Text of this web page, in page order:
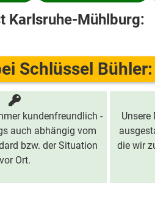
Karlsruhe-Mühlburg:
Schlüssel Bühler:
kundenfreundlich -
auch abhängig vom
bzw. der Situation
vor Ort.
die wir